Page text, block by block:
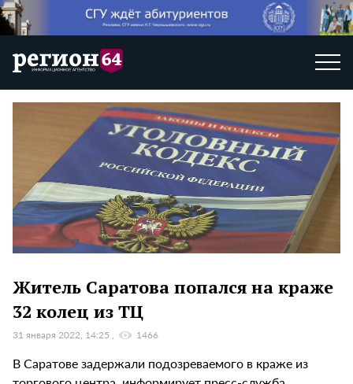
Житель Саратова попался на краже
32 колец из ТЦ
31 января 2022, 14:25 1466
В Саратове задержали подозреваемого в краже из